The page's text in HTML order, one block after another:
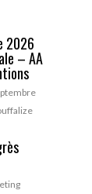
2026
– AA